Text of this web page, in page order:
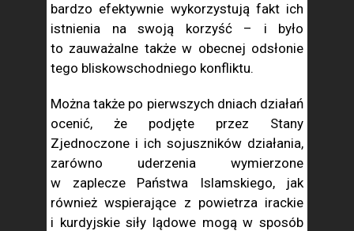
bardzo efektywnie wykorzystują fakt ich
istnienia na swoją korzyść – i było
to zauważalne także w obecnej odsłonie
tego bliskowschodniego konfliktu.
Można także po pierwszych dniach działań
ocenić, że podjęte przez Stany
Zjednoczone i ich sojuszników działania,
zarówno uderzenia wymierzone
w zaplecze Państwa Islamskiego, jak
również wspierające z powietrza irackie
i kurdyjskie siły lądowe mogą w sposób